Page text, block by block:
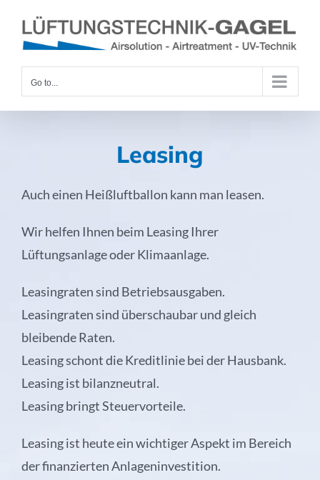
Go to...
Leasing
Auch einen Heißluftballon kann man leasen.
Wir helfen Ihnen beim Leasing Ihrer
Lüftungsanlage oder Klimaanlage.
Leasingraten sind Betriebsausgaben.
Leasingraten sind überschaubar und gleich
bleibende Raten.
Leasing schont die Kreditlinie bei der Hausbank.
Leasing ist bilanzneutral.
Leasing bringt Steuervorteile.
Leasing ist heute ein wichtiger Aspekt im Bereich
der finanzierten Anlageninvestition.